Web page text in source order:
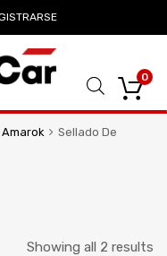
0
Sellado De
Showing all 2 results